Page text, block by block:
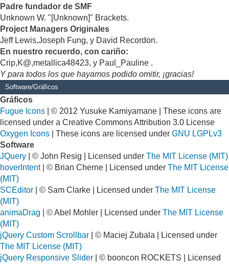
Padre fundador de SMF
Unknown W. "[Unknown]" Brackets.
Project Managers Originales
Jeff Lewis,Joseph Fung, y David Recordon.
En nuestro recuerdo, con cariño:
Crip,K@,metallica48423, y Paul_Pauline .
Y para todos los que hayamos podido omitir, ¡gracias!
Software/Gráficos
Gráficos
Fugue Icons | © 2012 Yusuke Kamiyamane | These icons are
licensed under a Creative Commons Attribution 3.0 License
Oxygen Icons | These icons are licensed under GNU LGPLv3
Software
JQuery | © John Resig | Licensed under The MIT License (MIT)
hoverIntent| © Brian Cherne | Licensed under The MIT License
(MIT)
SCEditor | © Sam Clarke | Licensed under The MIT License
(MIT)
animaDrag | © Abel Mohler | Licensed under The MIT License
(MIT)
jQuery Custom Scrollbar | © Maciej Zubala | Licensed under
The MIT License (MIT)
jQuery Responsive Slider | © booncon ROCKETS | Licensed